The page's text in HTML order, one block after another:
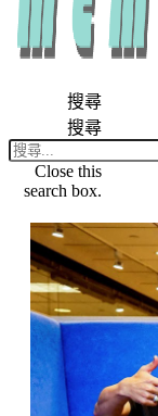
搜尋
搜尋
Close this
search box.